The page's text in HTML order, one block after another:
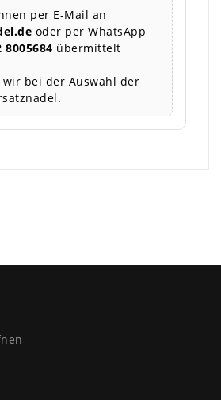
per E-Mail an
oder per WhatsApp
8005684 übermittelt
bei der Auswahl der